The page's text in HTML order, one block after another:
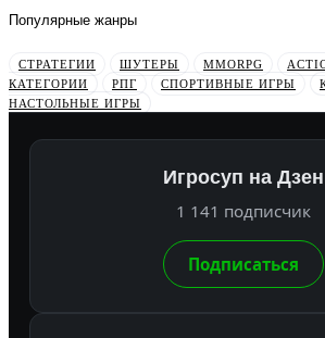
Популярные жанры
СТРАТЕГИИ ШУТЕРЫ MMORPG
КАТЕГОРИИ
РПГ СПОРТИВНЫЕ ИГРЫ
НАСТОЛЬНЫЕ ИГРЫ
Игросуп на Дзен
1 141 подписчик
Подписаться